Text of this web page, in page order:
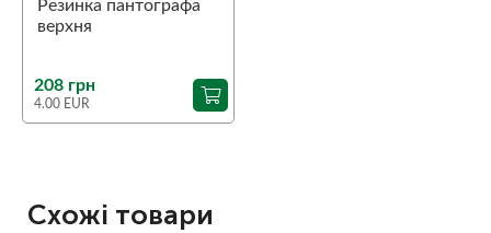
Резинка пантографа
верхня
208 грн
4.00 EUR
Схожі товари